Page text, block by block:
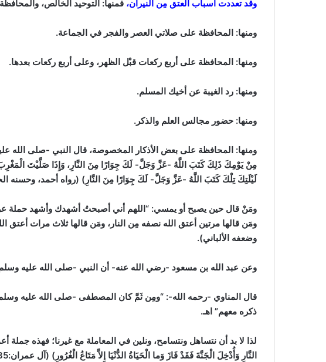
وقد تعددت أسباب العتق مِن النيران، فمنها: التوحيد الخالص،
ومنها: المحافظة على صلاتي العصر والفجر في الجماعة.
ومنها: المحافظة على أربع ركعات قبْل الظهر، وعلى أربع ركعات بعدها.
ومنها: رد الغيبة عن أخيك المسلم.
ومنها: حضور مجالس العلم والذكر.
ومنها: المحافظة على بعض الأذكار المخصوصة، قال النبي -صلى الله
مِنْ يَوْمِكَ ذَلِكَ كَتَبَ اللَّهُ -عَزَّ وَجَلَّ- لَكَ جِوَارًا مِنَ النَّارِ، وَإِذَا صَلَّيْتَ
لَيْلَتِكَ تِلْكَ كَتَبَ اللَّهُ -عَزَّ وَجَلَّ- لَكَ جِوَارًا مِنَ النَّارِ) (رواه أحمد، وحسنه
ومَنْ قال حين يصبح أو يمسي: “اللهم أني أصبحتُ أشهدك وأشهد حملة
ومَن قالها مرتين أعتق الله نصفه مِن النار، ومَن قالها ثلاث مرات أعتق
وضعفه الألباني).
وعن عبد الله بن مسعود -رضي الله عنه- أن النبي -صلى الله عليه وسلم-
قال المناوي -رحمه الله-: “ومِن ثَمَّ كان المصطفى -صلى الله عليه وسلم-
ذكره معهم” اهـ.
لذا لا بد أن نتساهل ونتسامح، ونلين في المعاملة مع غيرنا؛ فهذه
النَّارِ وَأُدْخِلَ الْجَنَّةَ فَقَدْ فَازَ وَما الْحَيَاةُ الدُّنْيَا إِلاَّ مَتَاعُ الْغُرُورِ) (آل عمران:185)